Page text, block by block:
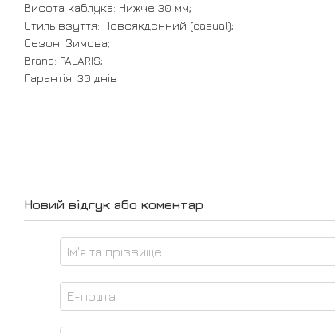
Висота каблука: Нижче 30 мм;
Стиль взуття: Повсякденний (casual);
Сезон: Зимова;
Brand: PALARIS;
Гарантія: 30 днів
Новий відгук або коментар